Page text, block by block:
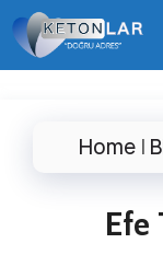
İçeriğe
atla
Home|
Efe